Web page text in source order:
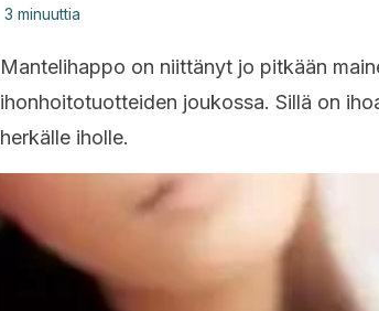
3 minuuttia
Mantelihappo on niittänyt jo pitkään
ihonhoitotuotteiden joukossa. Sillä on
herkälle iholle.